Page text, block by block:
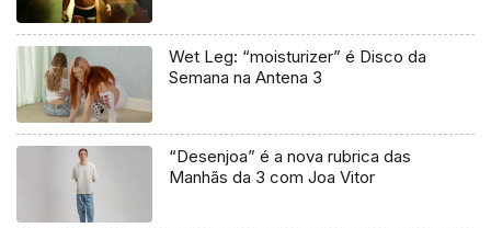
Wet Leg: “moisturizer” é Disco da
Semana na Antena 3
“Desenjoa” é a nova rubrica das
Manhãs da 3 com Joa Vitor